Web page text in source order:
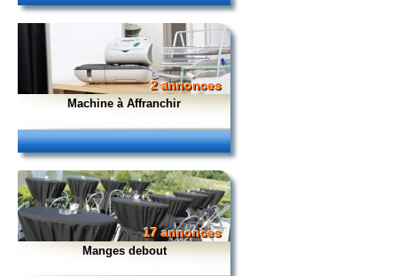
2 annonces
Machine à Affranchir
17 annonces
Manges debout